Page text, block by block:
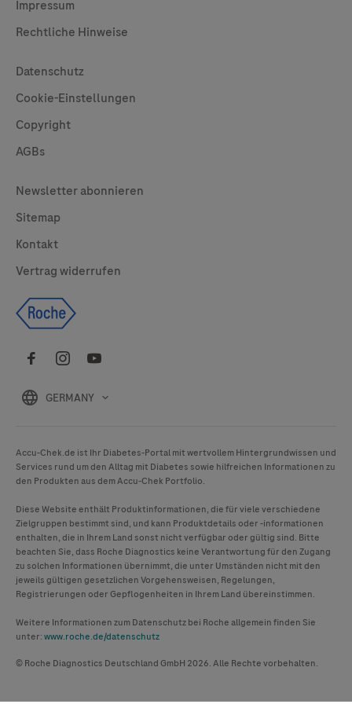
GERMANY
Impressum
Rechtliche Hinweise
Useful Links
Datenschutz
Cookie-Einstellungen
Copyright
AGBs
Legal
Newsletter abonnieren
Sitemap
Kontakt
Vertrag widerrufen
Accu-Chek.de ist Ihr Diabetes-Portal mit wertvollem Hintergrundwissen und
Services rund um den Alltag mit Diabetes sowie hilfreichen Informationen zu
den Produkten aus demAccu-Chek Portfolio.
Diese Website enthält Produktinformationen, die für viele verschiedene
Zielgruppen bestimmt sind, und kann Produktdetails oder -informationen
enthalten, die in Ihrem Land sonst nicht verfügbar oder gültig sind. Bitte
beachten Sie, dass Roche Diagnostics keine Verantwortung für den Zugang
zu solchen Informationen übernimmt, die unter Umständen nicht mit den
jeweils gültigen gesetzlichen Vorgehensweisen, Regelungen,
Registrierungen oder Gepflogenheiten in Ihrem Land übereinstimmen.
Weitere Informationen zum Datenschutz bei Roche allgemein finden Sie
unter:www.roche.de/datenschutz
© Roche Diagnostics Deutschland GmbH 2026. Alle Rechte vorbehalten.